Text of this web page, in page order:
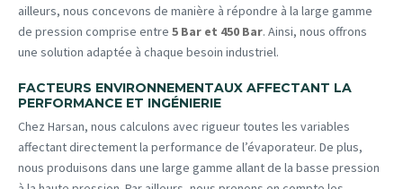
ailleurs, nous concevons de manière à répondre à la large gamme
de pression comprise entre 5 Bar et 450 Bar. Ainsi, nous offrons
une solution adaptée à chaque besoin industriel.
FACTEURS ENVIRONNEMENTAUX AFFECTANT LA
PERFORMANCE ET INGÉNIERIE
Chez Harsan, nous calculons avec rigueur toutes les variables
affectant directement la performance de l’évaporateur. De plus,
nous produisons dans une large gamme allant de la basse pression